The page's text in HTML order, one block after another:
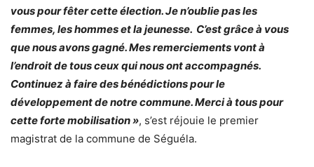
vous pour fêter cette élection. Je n’oublie pas les
femmes, les hommes et la jeunesse. C’est grâce à vous
que nous avons gagné. Mes remerciements vont à
l’endroit de tous ceux qui nous ont accompagnés.
Continuez à faire des bénédictions pour le
développement de notre commune. Merci à tous pour
cette forte mobilisation », s’est réjouie le premier
magistrat de la commune de Séguéla.